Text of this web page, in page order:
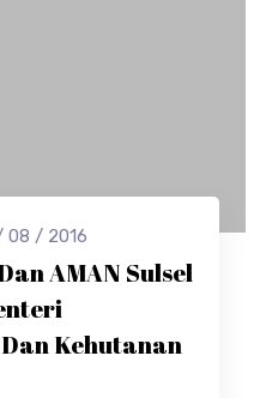
08 / 2016
AMAN Sulsel
Kehutanan